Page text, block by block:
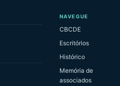
NAVEGUE
CBCDE
Escritórios
Histórico
Memória de
associados